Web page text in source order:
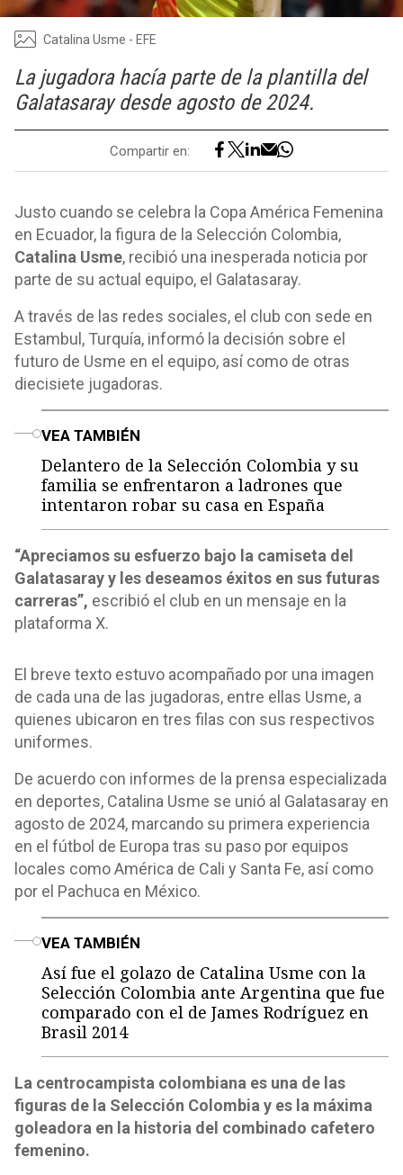
Catalina Usme - EFE
La jugadora hacía parte de la plantilla del
Galatasaray desde agosto de 2024.
Compartir en:
Justo cuando se celebra la Copa América Femenina
en Ecuador, la figura de la Selección Colombia,
Catalina Usme, recibió una inesperada noticia por
parte de su actual equipo, el Galatasaray.
A través de las redes sociales, el club con sede en
Estambul, Turquía, informó la decisión sobre el
futuro de Usme en el equipo, así como de otras
diecisiete jugadoras.
VEA TAMBIÉN
Delantero de la Selección Colombia y su
familia se enfrentaron a ladrones que
intentaron robar su casa en España
“Apreciamos su esfuerzo bajo la camiseta del
Galatasaray y les deseamos éxitos en sus futuras
carreras”, escribió el club en un mensaje en la
plataforma X.
El breve texto estuvo acompañado por una imagen
de cada una de las jugadoras, entre ellas Usme, a
quienes ubicaron en tres filas con sus respectivos
uniformes.
De acuerdo con informes de la prensa especializada
en deportes, Catalina Usme se unió al Galatasaray en
agosto de 2024, marcando su primera experiencia
en el fútbol de Europa tras su paso por equipos
locales como América de Cali y Santa Fe, así como
por el Pachuca en México.
VEA TAMBIÉN
Así fue el golazo de Catalina Usme con la
Selección Colombia ante Argentina que fue
comparado con el de James Rodríguez en
Brasil 2014
La centrocampista colombiana es una de las
figuras de la Selección Colombia y es la máxima
goleadora en la historia del combinado cafetero
femenino.